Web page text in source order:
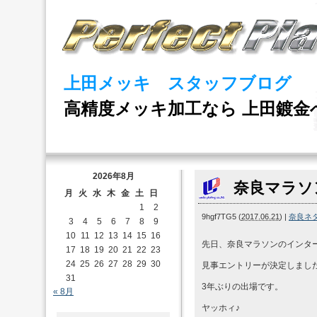
上田メッキ スタッフブログ
高精度メッキ加工なら 上田鍍金
奈良マラ
9hgf7TG5 (2017.06.21) | 奈良ネ
先日、奈良マラソンのインタ
見事エントリーが決定しまし
3年ぶりの出場です。
ヤッホィ♪
2026年8月
月
火 水 木 金 土
日
1
2
3
4 5 6 7 8
9
10 11 12 13 14 15 16
17 18 19 20 21 22 23
24 25 26 27 28 29 30
31
« 8月